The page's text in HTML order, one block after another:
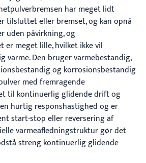
har meget lidt
tilsluttet eller bremset, og kan opnå
uden påvirkning, og
er meget lille, hvilket ikke vil
varme. Den bruger varmebestandig,
og korrosionsbestandig
med fremragende
til kontinuerlig glidende drift og
hurtig responshastighed og er
start-stop eller reversering af
varmeafledningstruktur gør det
streng kontinuerlig glidende